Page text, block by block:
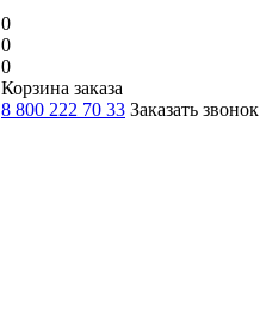
0
0
0
Корзина заказа
8 800 222 70 33 Заказать звонок